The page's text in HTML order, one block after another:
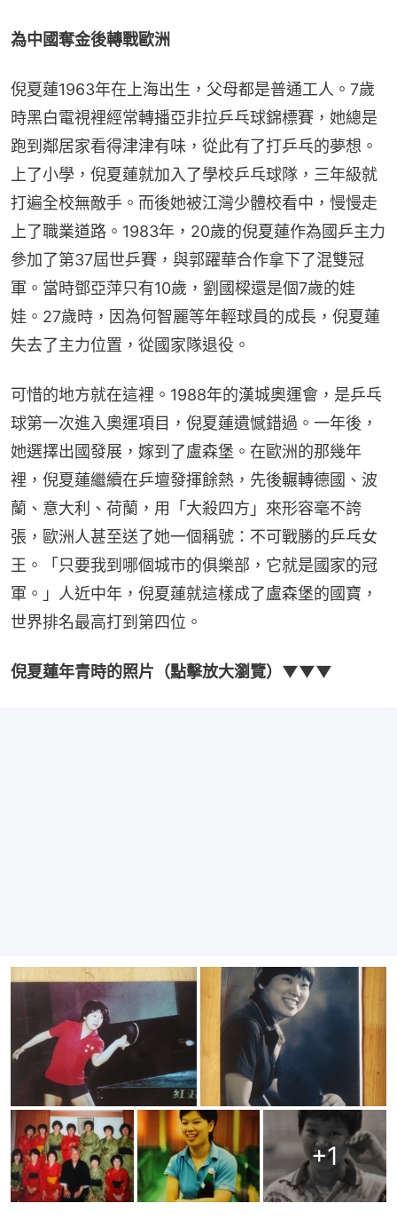
為中國奪金後轉戰歐洲
倪夏蓮1963年在上海出生，父母都是普通工人。7歲
時黑白電視裡經常轉播亞非拉乒乓球錦標賽，她總是
跑到鄰居家看得津津有味，從此有了打乒乓的夢想。
上了小學，倪夏蓮就加入了學校乒乓球隊，三年級就
打遍全校無敵手。而後她被江灣少體校看中，慢慢走
上了職業道路。1983年，20歲的倪夏蓮作為國乒主力
參加了第37屆世乒賽，與郭躍華合作拿下了混雙冠
軍。當時鄧亞萍只有10歲，劉國樑還是個7歲的娃
娃。27歲時，因為何智麗等年輕球員的成長，倪夏蓮
失去了主力位置，從國家隊退役。
可惜的地方就在這裡。1988年的漢城奧運會，是乒乓
球第一次進入奧運項目，倪夏蓮遺憾錯過。一年後，
她選擇出國發展，嫁到了盧森堡。在歐洲的那幾年
裡，倪夏蓮繼續在乒壇發揮餘熱，先後輾轉德國、波
蘭、意大利、荷蘭，用「大殺四方」來形容毫不誇
張，歐洲人甚至送了她一個稱號：不可戰勝的乒乓女
王。「只要我到哪個城市的俱樂部，它就是國家的冠
軍。」人近中年，倪夏蓮就這樣成了盧森堡的國寶，
世界排名最高打到第四位。
倪夏蓮年青時的照片（點擊放大瀏覽）▼▼▼
+1